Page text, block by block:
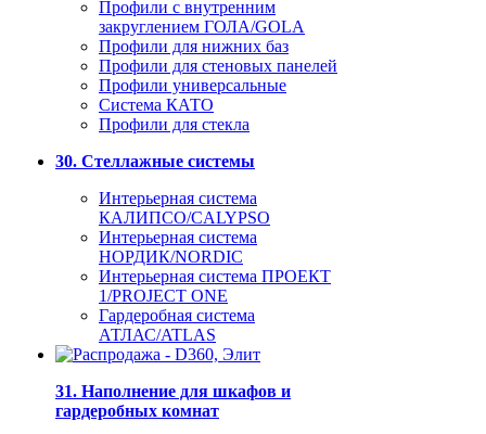
Профили с внутренним
закруглением ГОЛА/GOLA
Профили для нижних баз
Профили для стеновых панелей
Профили универсальные
Система КАТО
Профили для стекла
30. Стеллажные системы
Интерьерная система
КАЛИПСО/CALYPSO
Интерьерная система
НОРДИК/NORDIC
Интерьерная система ПРОЕКТ
1/PROJECT ONE
Гардеробная система
АТЛАС/ATLAS
31. Наполнение для шкафов и
гардеробных комнат